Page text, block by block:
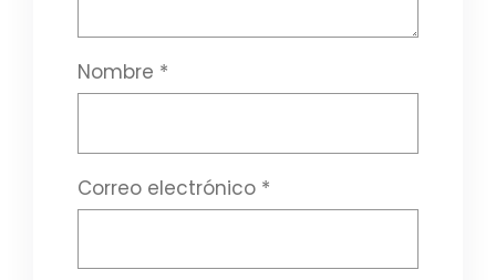
Nombre *
Correo electrónico *